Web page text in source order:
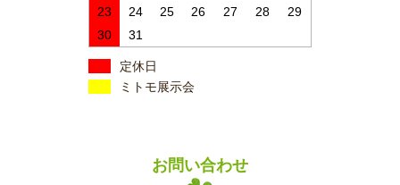
23
24 25 26 27 28
29
30
31
定休日
ミトモ展示会
お問い合わせ